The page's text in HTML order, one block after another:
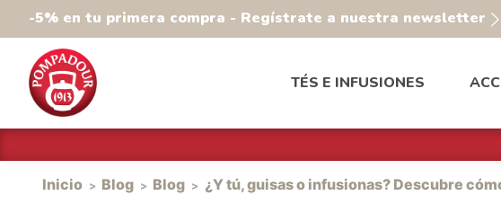
-5% en tu primera compra - Regístrate a nuestra newsletter
TÉS E INFUSIONES
Inicio Blog Blog ¿Y tú, guisas o infusionas? Descubre